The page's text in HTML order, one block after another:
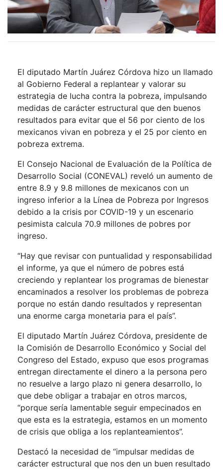
El diputado Martín Juárez Córdova hizo un llamado
al Gobierno Federal a replantear y valorar su
estrategia de lucha contra la pobreza, impulsando
medidas de carácter estructural que den buenos
resultados para evitar que el 56 por ciento de los
mexicanos vivan en pobreza y el 25 por ciento en
pobreza extrema.
El Consejo Nacional de Evaluación de la Política de
Desarrollo Social (CONEVAL) reveló un aumento de
entre 8.9 y 9.8 millones de mexicanos con un
ingreso inferior a la Línea de Pobreza por Ingresos
debido a la crisis por COVID-19 y un escenario
pesimista calcula 70.9 millones de pobres por
ingreso.
“Hay que revisar con puntualidad y responsabilidad
el informe, ya que el número de pobres está
creciendo y replantear los programas de bienestar
encaminados a resolver los problemas de pobreza
porque no están dando resultados y representan
una enorme carga monetaria para el país”.
El diputado Martín Juárez Córdova, presidente de
la Comisión de Desarrollo Económico y Social del
Congreso del Estado, expuso que esos programas
entregan directamente el dinero a la persona pero
no resuelve a largo plazo ni genera desarrollo, lo
que debe obligar a trabajar en otros marcos,
“porque sería lamentable seguir empecinados en
que esta es la estrategia, estamos en un momento
de crisis que obliga a los replanteamientos”.
Destacó la necesidad de “impulsar medidas de
carácter estructural que nos den un buen resultado